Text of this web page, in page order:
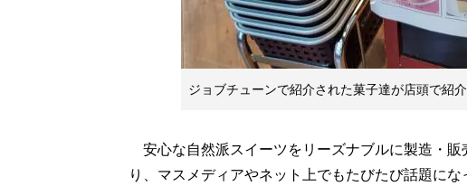
ジョブチューンで紹介された菓子達が店頭で紹
安心な自然派スイーツをリーズナブルに製造・
り、マスメディアやネット上でもたびたび話題に